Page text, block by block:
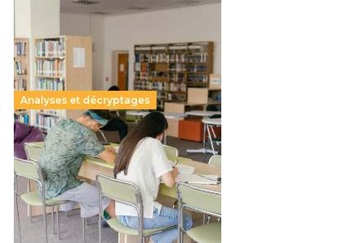
Analyses et décryptages
Supérieur privé : une dérive
qui met à mal la promesse
républicaine
11 juillet 2026- National
Le projet de loi sur la régulation de
l’enseignement supérieur privé met